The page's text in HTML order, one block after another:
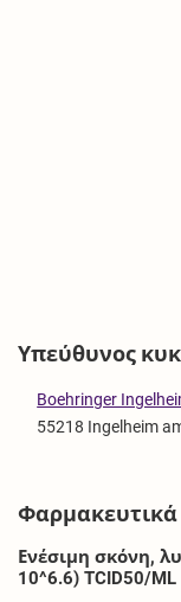
Υπεύθυνος
Boehringer
55218 Ingelheim
Ενέσιμη σκόνη,
10^6.6) TCID50/ML